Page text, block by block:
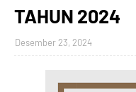
TAHUN 2024
Desember 23, 2024